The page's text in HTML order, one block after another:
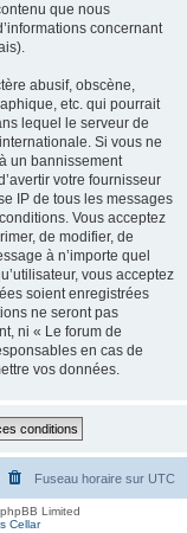
que nous
concernant
abusif, obscène,
etc. qui pourrait
lequel le serveur de
Si vous ne
un bannissement
votre fournisseur
IP de tous les messages
Vous acceptez
de modifier, de
à n’importe quel
vous acceptez
soient enregistrées
ne seront pas
ni « Le forum de
en cas de
vos données.
Fuseau horaire sur UTC
Limited
Cellar